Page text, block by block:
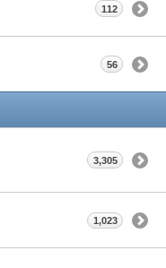
112
56
3,305
1,023